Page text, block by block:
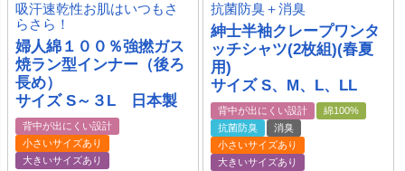
吸汗速乾性お肌はいつもさ
らさら！
婦人綿１００％強撚ガス
焼ラン型インナー（後ろ
長め）
サイズ S～３L 日本製
背中が出にくい設計
小さいサイズあり
大きいサイズあり
抗菌防臭＋消臭
紳士半袖クレープワンタ
ッチシャツ(2枚組)(春夏
用)
サイズ S、M、L、LL
背中が出にくい設計
綿100%
抗菌防臭
消臭
小さいサイズあり
大きいサイズあり